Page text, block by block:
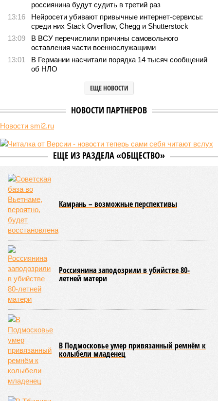
россиянина будут судить в третий раз
13:16
Нейросети убивают привычные интернет-сервисы:
среди них Stack Overflow, Chegg и Shutterstock
13:09
В ВСУ перечислили причины самовольного
оставления части военнослужащими
13:01
В Германии насчитали порядка 14 тысяч сообщений
об НЛО
ЕЩЕ НОВОСТИ
НОВОСТИ ПАРТНЕРОВ
Новости smi2.ru
ЕЩЕ ИЗ РАЗДЕЛА «ОБЩЕСТВО»
Камрань – возможные перспективы
Россиянина заподозрили в убийстве 80-
летней матери
В Подмосковье умер привязанный ремнём к
колыбели младенец